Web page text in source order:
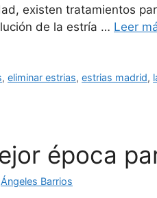
existen tratamientos
de la estría … Leer
,eliminar estrias,estrias madrid,
época
Ángeles Barrios